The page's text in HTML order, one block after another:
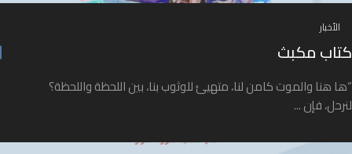
الأخبار
كتاب مكبث
“ها هنا والموت كامن لنا، متهيئ للوثوب بنا، بين اللحظة واللحظة؟
لنرحل، فإن ...